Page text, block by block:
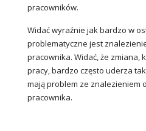
pracowników.
Widać wyraźnie jak bardzo w
problematyczne jest
pracownika. Widać, że zmiana,
pracy, bardzo często uderza
mają problem ze znalezieniem
pracownika.